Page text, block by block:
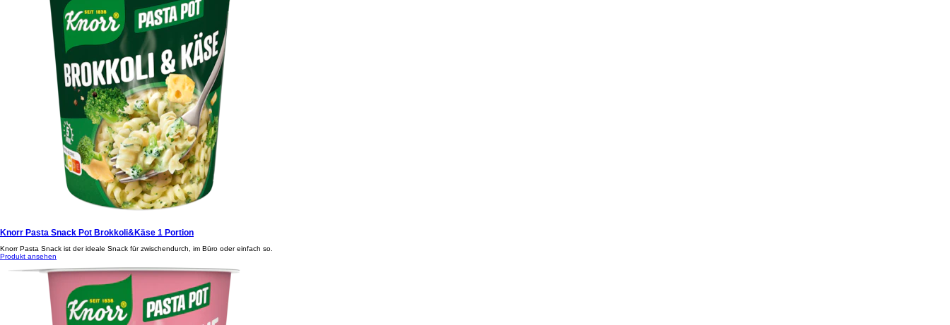
Knorr Pasta Snack Pot Brokkoli&Käse 1 Portion
Knorr Pasta Snack ist der ideale Snack für zwischendurch, im Büro oder einfach so.
Produkt ansehen